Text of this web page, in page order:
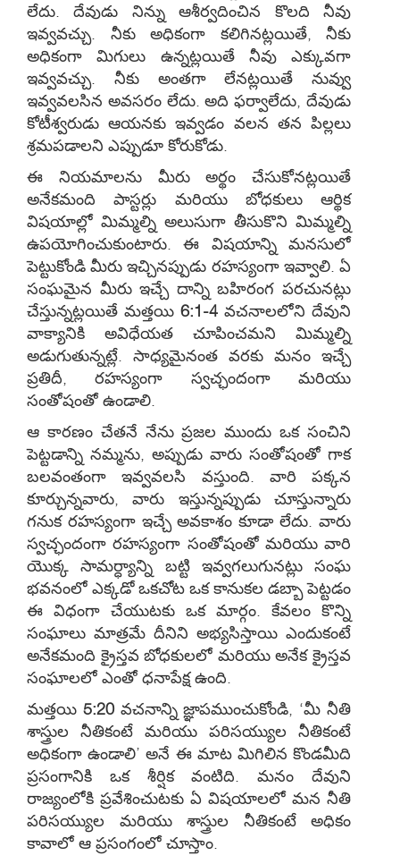
లేదు. దేవుడు నిన్ను ఆశీర్వదించిన కొలది నీవు
ఇవ్వవచ్చు. నీకు అధికంగా కలిగినట్లయితే, నీకు
అధికంగా మిగులు ఉన్నట్లయితే నీవు ఎక్కువగా
ఇవ్వవచ్చు. నీకు అంతగా లేనట్లయితే నువ్వు
ఇవ్వవలసిన అవసరం లేదు. అది ఫర్వాలేదు, దేవుడు
కోటీశ్వరుడు ఆయనకు ఇవ్వడం వలన తన పిల్లలు
శ్రమపడాలని ఎప్పుడూ కోరుకోడు.
ఈ నియమాలను మీరు అర్థం చేసుకోనట్లయితే
అనేకమంది పాస్టర్లు మరియు బోధకులు ఆర్థిక
విషయాల్లో మిమ్మల్ని అలుసుగా తీసుకొని మిమ్మల్ని
ఉపయోగించుకుంటారు. ఈ విషయాన్ని మనసులో
పెట్టుకోండి మీరు ఇచ్చినప్పుడు రహస్యంగా ఇవ్వాలి. ఏ
సంఘమైన మీరు ఇచ్చే దాన్ని బహిరంగ పరచునట్లు
చేస్తున్నట్లయితే మత్తయి 6:1-4 వచనాలలోని దేవుని
వాక్యానికి అవిధేయత చూపించమని మిమ్మల్ని
అడుగుతున్నట్లే. సాధ్యమైనంత వరకు మనం ఇచ్చే
ప్రతిదీ, రహస్యంగా స్వచ్ఛందంగా మరియు
సంతోషంతో ఉండాలి.
ఆ కారణం చేతనే నేను ప్రజల ముందు ఒక సంచిని
పెట్టడాన్ని నమ్మను, అప్పుడు వారు సంతోషంతో గాక
బలవంతంగా ఇవ్వవలసి వస్తుంది. వారి పక్కన
కూర్చున్నవారు, వారు ఇస్తున్నప్పుడు చూస్తున్నారు
గనుక రహస్యంగా ఇచ్చే అవకాశం కూడా లేదు. వారు
స్వచ్ఛందంగా రహస్యంగా సంతోషంతో మరియు వారి
యొక్క సామర్ధ్యాన్ని బట్టి ఇవ్వగలుగునట్లు సంఘ
భవనంలో ఎక్కడో ఒకచోట ఒక కానుకల డబ్బా పెట్టడం
ఈ విధంగా చేయుటకు ఒక మార్గం. కేవలం కొన్ని
సంఘాలు మాత్రమే దీనిని అభ్యసిస్తాయి ఎందుకంటే
అనేకమంది క్రైస్తవ బోధకులలో మరియు అనేక క్రైస్తవ
సంఘాలలో ఎంతో ధనాపేక్ష ఉంది.
మత్తయి 5:20వచనాన్ని జ్ఞాపముంచుకోండి, ‘మీ నీతి
శాస్త్రుల నీతికంటే మరియు పరిసయ్యుల నీతికంటే
అధికంగా ఉండాలి’ అనే ఈ మాట మిగిలిన కొండమీది
ప్రసంగానికి ఒక శీర్షిక వంటిది. మనం దేవుని
రాజ్యంలోకి ప్రవేశించుటకు ఏ విషయాలలో మన నీతి
పరిసయ్యుల మరియు శాస్త్రుల నీతికంటే అధికం
కావాలో ఆ ప్రసంగంలో చూస్తాం.